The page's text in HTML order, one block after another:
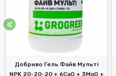
Добриво Гель Файв Мульті
NPK 20-20-20 + 6CaO + 3MgO +